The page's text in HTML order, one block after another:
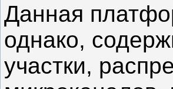
Данная
однако,
участки,